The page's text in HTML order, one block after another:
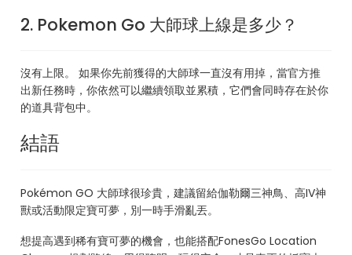
2. Pokemon Go 大師球上線是多少？
沒有上限。 如果你先前獲得的大師球一直沒有用掉，當官方推
出新任務時，你依然可以繼續領取並累積，它們會同時存在於你
的道具背包中。
結語
Pokémon GO 大師球很珍貴，建議留給伽勒爾三神鳥、高IV神
獸或活動限定寶可夢，別一時手滑亂丟。
想提高遇到稀有寶可夢的機會，也能搭配FonesGo Location